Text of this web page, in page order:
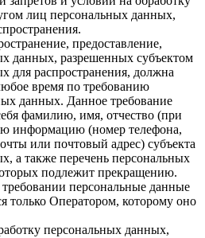
лиц персональных данных,
предоставление,
данных, разрешенных субъектом
для распространения, должна
время по требованию
данных. Данное требование
фамилию, имя, отчество (при
информацию (номер телефона,
или почтовый адрес) субъекта
а также перечень персональных
подлежит прекращению.
персональные данные
только Оператором, которому оно
персональных данных,